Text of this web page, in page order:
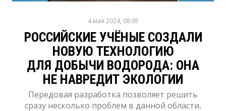
4 мая 2024, 08:05
РОССИЙСКИЕ УЧЁНЫЕ СОЗДАЛИ
НОВУЮ ТЕХНОЛОГИЮ
ДЛЯ ДОБЫЧИ ВОДОРОДА: ОНА
НЕ НАВРЕДИТ ЭКОЛОГИИ
Передовая разработка позволяет решить
сразу несколько проблем в данной области,